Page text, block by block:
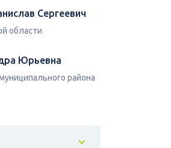
Сергеевич
области
Юрьевна
района